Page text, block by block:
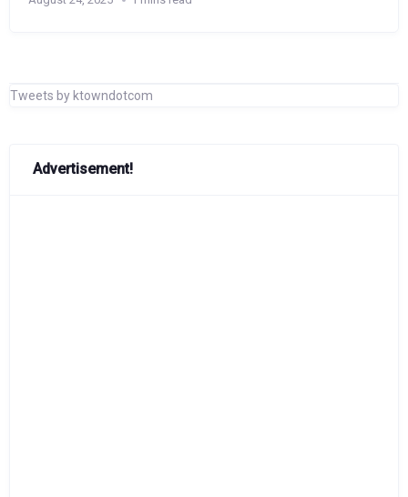
Tweets by ktowndotcom
Advertisement!